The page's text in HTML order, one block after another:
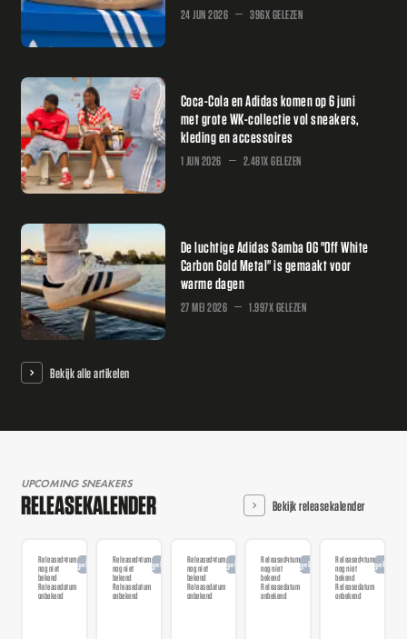
24 JUN 2026 396X GELEZEN
Coca-Cola en Adidas komen op 6 juni
met grote WK-collectie vol sneakers,
kleding en accessoires
1 JUN 2026 2.481X GELEZEN
De luchtige Adidas Samba OG "Off White
Carbon Gold Metal" is gemaakt voor
warme dagen
27 MEI 2026 1.997X GELEZEN
Bekijk alle artikelen
UPCOMING SNEAKERS
RELEASEKALENDER Bekijk releasekalender
Releasedatum
nog niet
bekend
Releasedatum
onbekend
AangekondigdReleasedatum
nog niet
bekend
Releasedatum
onbekend
AangekondigdReleasedatum
nog niet
bekend
Releasedatum
onbekend
AangekondigdReleasedatum
nog niet
bekend
Releasedatum
onbekend
AangekondigdReleasedatum
nog niet
bekend
Releasedatum
onbekend